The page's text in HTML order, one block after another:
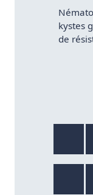
kystes
de